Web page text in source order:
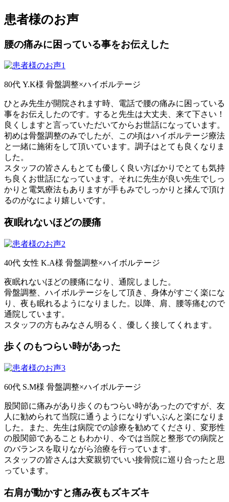
患者様のお声
腰の痛みに困っている事をお伝えした
80代 Y.K様 骨盤調整×ハイボルテージ
ひとみ先生が開院されます時、電話で腰の痛みに困っている
事をお伝えしたのです。すると先生は大丈夫、来て下さい！
良くしますと言っていただいてからお世話になっています。
初めは骨盤調整のみでしたが、この頃はハイボルテージ療法
と一緒に施術をして頂いています。調子はとても良くなりま
した。
スタッフの皆さんもとても優しく良い方ばかりでとても気持
ち良くお世話になっています。それに先生が良い先生でしっ
かりと電気療法もありますが手もみでしっかりと揉んで頂け
るのがなにより嬉しいです。
夜眠れないほどの腰痛
40代 女性 K.A様 骨盤調整×ハイボルテージ
夜眠れないほどの腰痛になり、通院しました。
骨盤調整、ハイボルテージをして頂き、身体がすごく楽にな
り、夜も眠れるようになりました。以降、肩、腰等痛むので
通院しています。
スタッフの方もみなさん明るく、優しく接してくれます。
歩くのもつらい時があった
60代 S.M様 骨盤調整×ハイボルテージ
股関節に痛みがあり歩くのもつらい時があったのですが、友
人に勧められて当院に通うようになりずいぶんと楽になりま
した。また、先生は病院での診療を勧めてくださり、変形性
の股関節であることもわかり、今では当院と整形での病院と
のバランスを取りながら治療を行っています。
スタッフの皆さんは大変親切でいい接骨院に巡り合ったと思
っています。
右肩が動かすと痛み夜もズキズキ